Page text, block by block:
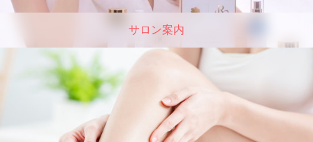
サロン案内